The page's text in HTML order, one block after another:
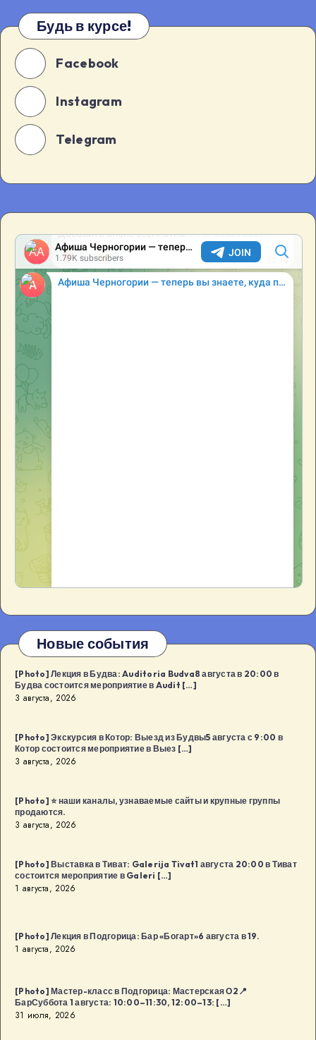
Будь в курсе!
Facebook
Instagram
Telegram
Новые события
[Photo] Лекция в Будва: Auditoria Budva8 августа в 20:00 в
Будва состоится мероприятие в Audit […]
3 августа, 2026
[Photo] Экскурсия в Котор: Выезд из Будвы5 августа с 9:00 в
Котор состоится мероприятие в Выез […]
3 августа, 2026
[Photo] ⭐️ наши каналы, узнаваемые сайты и крупные группы
продаются.
3 августа, 2026
[Photo] Выставка в Тиват: Galerija Tivat1 августа 20:00 в Тиват
состоится мероприятие в Galeri […]
1 августа, 2026
[Photo] Лекция в Подгорица: Бар «Богарт»6 августа в 19.
1 августа, 2026
[Photo] Мастер-класс в Подгорица: Мастерская О2📍
БарСуббота 1 августа: 10:00–11:30, 12:00–13: […]
31 июля, 2026